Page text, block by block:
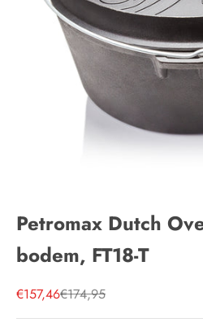
Petromax Dutch
bodem, FT18-T
Aanbiedingsprijs
€157,46Normale prijs
€174,95